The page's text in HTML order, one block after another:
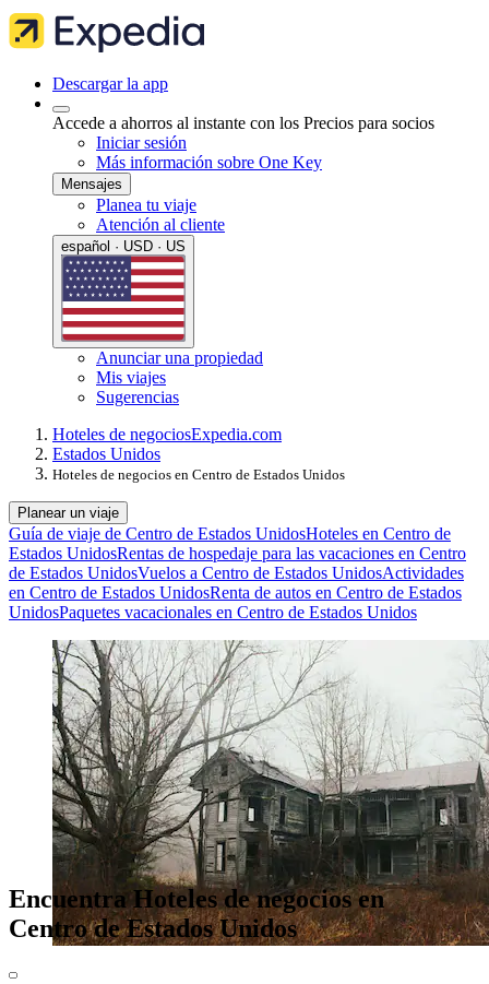
Descargar la app
Accede a ahorros al instante con los Precios para socios
Iniciar sesión
Más información sobre One Key
Mensajes
Planea tu viaje
Atención al cliente
español · USD · US
Anunciar una propiedad
Mis viajes
Sugerencias
Hoteles de negociosExpedia.com
Estados Unidos
Hoteles de negocios en Centro de Estados Unidos
Planear un viaje
Guía de viaje de Centro de Estados UnidosHoteles en Centro de
Estados UnidosRentas de hospedaje para las vacaciones en Centro
de Estados UnidosVuelos a Centro de Estados UnidosActividades
en Centro de Estados UnidosRenta de autos en Centro de Estados
UnidosPaquetes vacacionales en Centro de Estados Unidos
Encuentra Hoteles de negocios en
Centro de Estados Unidos